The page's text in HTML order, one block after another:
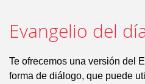
Evangelio del
Te ofrecemos una versión del
forma de diálogo, que puede